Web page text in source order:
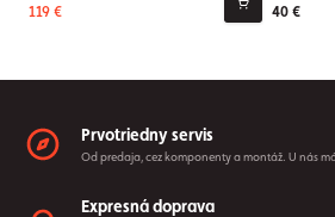
119 €
40 €
Prvotriedny servis
Od predaja, cez komponenty a montáž. U nás
Expresná doprava